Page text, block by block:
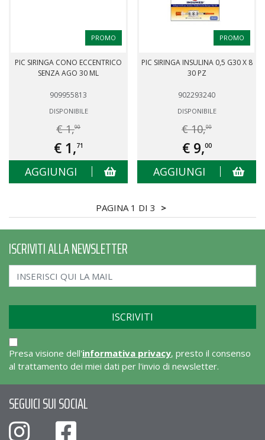
PROMO
PIC SIRINGA CONO ECCENTRICO
SENZA AGO 30 ML
909955813
DISPONIBILE
€ 1,90
€ 1,71
AGGIUNGI
PROMO
PIC SIRINGA INSULINA 0,5 G30 X 8
30 PZ
902293240
DISPONIBILE
€ 10,00
€ 9,00
AGGIUNGI
PAGINA 1 DI 3 >
ISCRIVITI ALLA NEWSLETTER
Presa visione dell'informativa privacy, presto il consenso
al trattamento dei miei dati per l'invio di newsletter.
SEGUICI SUI SOCIAL